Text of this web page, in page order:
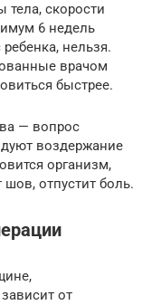
скорости
6 недель
нельзя.
врачом
быстрее.
— вопрос
воздержание
организм,
отпустит боль.
от